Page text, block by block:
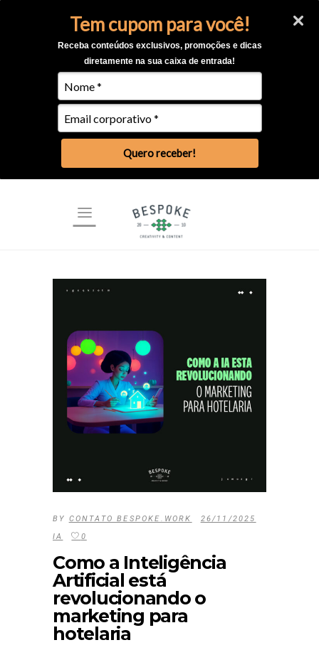
Tem cupom para você!
Receba conteúdos exclusivos, promoções e dicas
diretamente na sua caixa de entrada!
Quero receber!
BY CONTATO BESPOKE.WORK
26/11/2025
IA
0
Como a Inteligência
Artificial está
revolucionando o
marketing para
hotelaria